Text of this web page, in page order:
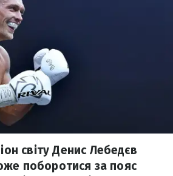
світу Денис Лебедєв
поборотися за пояс